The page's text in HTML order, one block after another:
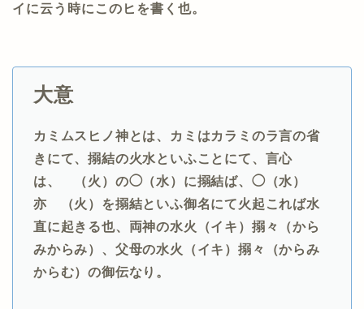
イに云う時にこのヒを書く也。
大意
カミムスヒノ神とは、カミはカラミのラ言の省
きにて、搦結の火水といふことにて、言心
は、ゝ（火）の◯（水）に搦結ば、◯（水）
亦ゝ（火）を搦結といふ御名にて火起これば水
直に起きる也、両神の水火（イキ）搦々（から
みからみ）、父母の水火（イキ）搦々（からみ
からむ）の御伝なり。